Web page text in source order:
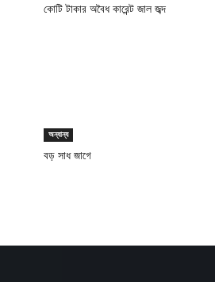
কোটি টাকার অবৈধ কারেন্ট জাল জব্দ
অন্যান্য
বড় সাধ জাগে